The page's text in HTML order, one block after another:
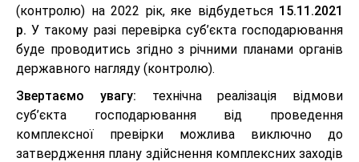
(контролю) на 2022 рік, яке відбудеться 15.11.2021
р.У такому разі перевірка суб’єкта господарювання
буде проводитись згідно з річними планами органів
державного нагляду (контролю).
Звертаємо увагу: технічна реалізація відмови
суб’єкта господарювання від проведення
комплексної превірки можлива виключно до
затвердження плану здійснення комплексних заходів